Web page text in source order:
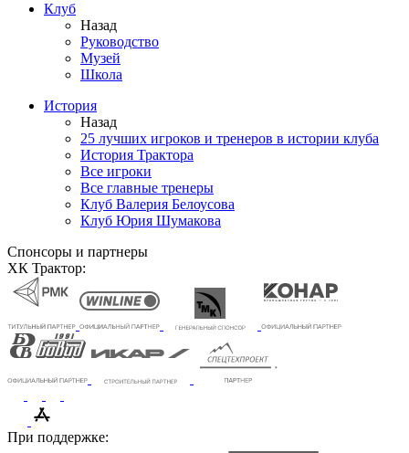
Клуб
Назад
Руководство
Музей
Школа
История
Назад
25 лучших игроков и тренеров в истории клуба
История Трактора
Все игроки
Все главные тренеры
Клуб Валерия Белоусова
Клуб Юрия Шумакова
Спонсоры и партнеры
ХК Трактор:
При поддержке: